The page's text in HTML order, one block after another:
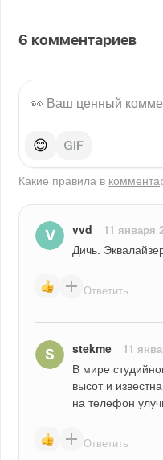
6 комментариев
😊
Какие правила в
vvd 11 января
Дичь.
Ответить
stekme 11
В мире
высот и
на телефон
Ответить